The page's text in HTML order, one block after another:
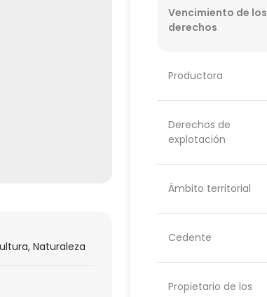
Naturaleza
Vencimiento de los
derechos
Productora
Derechos de
explotación
Ámbito territorial
Cedente
Propietario de los